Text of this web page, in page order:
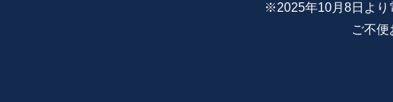
※2025年10月8日より
ご不便